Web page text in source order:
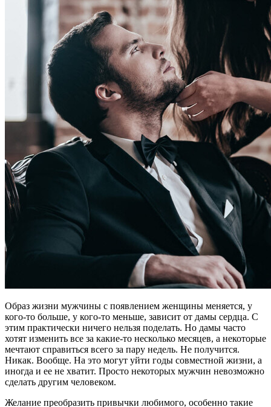
Образ жизни мужчины с появлением женщины меняется, у
кого-то больше, у кого-то меньше, зависит от дамы сердца. С
этим практически ничего нельзя поделать. Но дамы часто
хотят изменить все за какие-то несколько месяцев, а некоторые
мечтают справиться всего за пару недель. Не получится.
Никак. Вообще. На это могут уйти годы совместной жизни, а
иногда и ее не хватит. Просто некоторых мужчин невозможно
сделать другим человеком.
Желание преобразить привычки любимого, особенно такие